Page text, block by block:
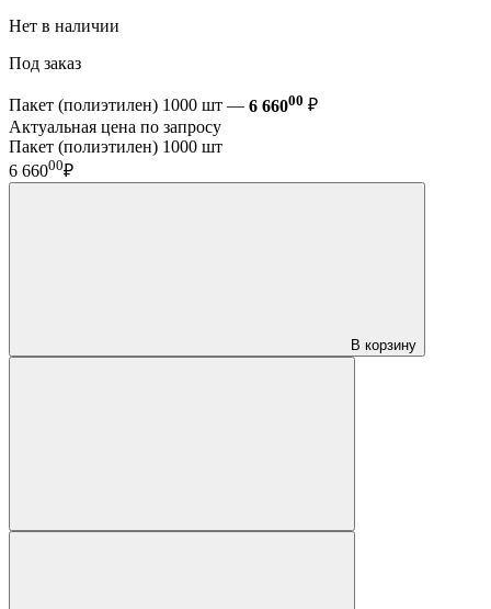
Нет в наличии
Под заказ
Пакет (полиэтилен) 1000 шт — 6 66000 ₽
Актуальная цена по запросу
Пакет (полиэтилен) 1000 шт
6 66000₽
В корзину